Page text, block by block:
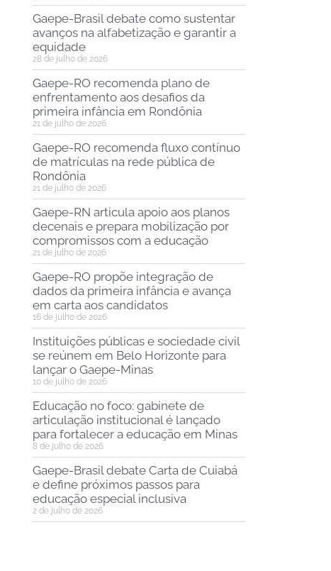
Gaepe-Brasil debate como sustentar
avanços na alfabetização e garantir a
equidade
28 de julho de 2026
Gaepe-RO recomenda plano de
enfrentamento aos desafios da
primeira infância em Rondônia
21 de julho de 2026
Gaepe-RO recomenda fluxo contínuo
de matrículas na rede pública de
Rondônia
21 de julho de 2026
Gaepe-RN articula apoio aos planos
decenais e prepara mobilização por
compromissos com a educação
21 de julho de 2026
Gaepe-RO propõe integração de
dados da primeira infância e avança
em carta aos candidatos
16 de julho de 2026
Instituições públicas e sociedade civil
se reúnem em Belo Horizonte para
lançar o Gaepe-Minas
10 de julho de 2026
Educação no foco: gabinete de
articulação institucional é lançado
para fortalecer a educação em Minas
8 de julho de 2026
Gaepe-Brasil debate Carta de Cuiabá
e define próximos passos para
educação especial inclusiva
2 de julho de 2026